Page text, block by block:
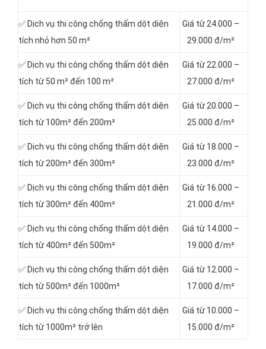
✅ Dịch vụ thi công chống thấm dột diện
tích nhỏ hơn 50 m²
Giá từ 24.000 –
29.000 đ/m²
✅ Dịch vụ thi công chống thấm dột diện
tích từ 50 m² đến 100 m²
Giá từ 22.000 –
27.000 đ/m²
✅ Dịch vụ thi công chống thấm dột diện
tích từ 100m² đến 200m²
Giá từ 20.000 –
25.000 đ/m²
✅ Dịch vụ thi công chống thấm dột diện
tích từ 200m² đến 300m²
Giá từ 18.000 –
23.000 đ/m²
✅ Dịch vụ thi công chống thấm dột diện
tích từ 300m² đến 400m²
Giá từ 16.000 –
21.000 đ/m²
✅ Dịch vụ thi công chống thấm dột diện
tích từ 400m² đến 500m²
Giá từ 14.000 –
19.000 đ/m²
✅ Dịch vụ thi công chống thấm dột diện
tích từ 500m² đến 1000m²
Giá từ 12.000 –
17.000 đ/m²
✅ Dịch vụ thi công chống thấm dột diện
tích từ 1000m² trở lên
Giá từ 10.000 –
15.000 đ/m²